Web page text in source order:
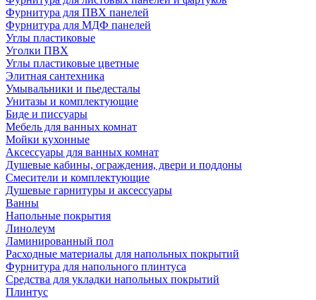
Фурнитура для ПВХ панелей
Фурнитура для МДФ панелей
Углы пластиковые
Уголки ПВХ
Углы пластиковые цветные
Элитная сантехника
Умывальники и пьедесталы
Унитазы и комплектующие
Биде и писсуары
Мебель для ванных комнат
Мойки кухонные
Аксессуары для ванных комнат
Душевые кабины, ограждения, двери и поддоны
Смесители и комплектующие
Душевые гарнитуры и аксессуары
Ванны
Напольные покрытия
Линолеум
Ламинированный пол
Расходные материалы для напольных покрытий
Фурнитура для напольного плинтуса
Средства для укладки напольных покрытий
Плинтус